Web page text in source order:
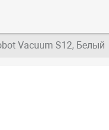
Vacuum S12, Белый